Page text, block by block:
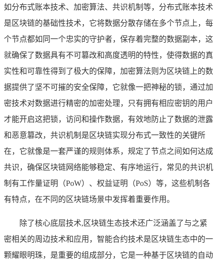
如分布式账本技术、加密算法、共识机制等，分布式账本技术
是区块链的基础性技术，它将数据分散存储在多个节点上，每
个节点都如同一个忠实的守护者，保存着完整的数据副本，这
就确保了数据具有不可篡改和高度透明的特性，使得数据的真
实性和可靠性得到了极大的保障，加密算法则为区块链上的数
据提供了坚不可摧的安全保障，它就像一把神秘的锁，通过加
密技术对数据进行精密的加密处理，只有拥有相应密钥的用户
才能开启这把锁，访问和操作数据，有效地防止了数据的泄露
和恶意篡改，共识机制是区块链实现分布式一致性的关键所
在，它就像是一套严谨的规则体系，规定了节点之间如何达成
共识，确保区块链网络能够稳定、有序地运行，常见的共识机
制有工作量证明（PoW）、权益证明（PoS）等，这些机制各
有特点，在不同的区块链场景中发挥着重要作用。
除了核心底层技术,区块链生态技术还广泛涵盖了与之紧
密相关的周边技术和应用，智能合约技术是区块链生态中的一
颗耀眼明珠，是重要的组成部分，它是一种基于区块链的自动